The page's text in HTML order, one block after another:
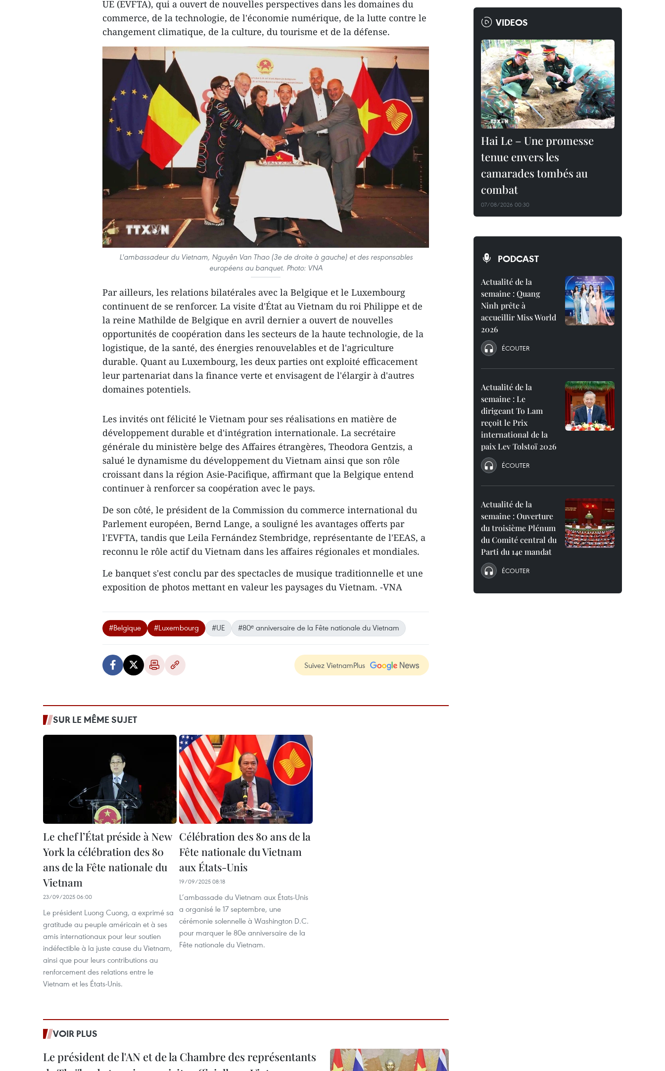
UE (EVFTA), qui a ouvert de nouvelles perspectives dans les domaines du
commerce, de la technologie, de l'économie numérique, de la lutte contre le
changement climatique, de la culture, du tourisme et de la défense.
L'ambassadeur du Vietnam, Nguyên Van Thao (3e de droite à gauche) et des responsables
européens au banquet. Photo: VNA
Par ailleurs, les relations bilatérales avec la Belgique et le Luxembourg
continuent de se renforcer. La visite d'État au Vietnam du roi Philippe et de
la reine Mathilde de Belgique en avril dernier a ouvert de nouvelles
opportunités de coopération dans les secteurs de la haute technologie, de la
logistique, de la santé, des énergies renouvelables et de l'agriculture
durable. Quant au Luxembourg, les deux parties ont exploité efficacement
leur partenariat dans la finance verte et envisagent de l'élargir à d'autres
domaines potentiels.
Les invités ont félicité le Vietnam pour ses réalisations en matière de
développement durable et d'intégration internationale. La secrétaire
générale du ministère belge des Affaires étrangères, Theodora Gentzis, a
salué le dynamisme du développement du Vietnam ainsi que son rôle
croissant dans la région Asie-Pacifique, affirmant que la Belgique entend
continuer à renforcer sa coopération avec le pays.
De son côté, le président de la Commission du commerce international du
Parlement européen, Bernd Lange, a souligné les avantages offerts par
l'EVFTA, tandis que Leila Fernández Stembridge, représentante de l'EEAS, a
reconnu le rôle actif du Vietnam dans les affaires régionales et mondiales.
Le banquet s'est conclu par des spectacles de musique traditionnelle et une
exposition de photos mettant en valeur les paysages du Vietnam. -VNA
#Belgique #Luxembourg #UE #80ᵉ anniversaire de la Fête nationale du Vietnam
Suivez VietnamPlus
SUR LE MÊME SUJET
Le chef l’État préside à New
York la célébration des 80
ans de la Fête nationale du
Vietnam
23/09/2025 06:00
Le président Luong Cuong, a exprimé sa
gratitude au peuple américain et à ses
amis internationaux pour leur soutien
indéfectible à la juste cause du Vietnam,
ainsi que pour leurs contributions au
renforcement des relations entre le
Vietnam et les États-Unis.
Célébration des 80 ans de la
Fête nationale du Vietnam
aux États-Unis
19/09/2025 08:18
L’ambassade du Vietnam aux États-Unis
a organisé le 17 septembre, une
cérémonie solennelle à Washington D.C.
pour marquer le 80e anniversaire de la
Fête nationale du Vietnam.
VOIR PLUS
Le président de l'AN et de la Chambre des représentants
VIDEOS
Hai Le – Une promesse
tenue envers les
camarades tombés au
combat
07/08/2026 00:30
PODCAST
Actualité de la
semaine : Quang
Ninh prête à
accueillir Miss World
2026
ÉCOUTER
Actualité de la
semaine : Le
dirigeant To Lam
reçoit le Prix
international de la
paix Lev Tolstoï 2026
ÉCOUTER
Actualité de la
semaine : Ouverture
du troisième Plénum
du Comité central du
Parti du 14e mandat
ÉCOUTER